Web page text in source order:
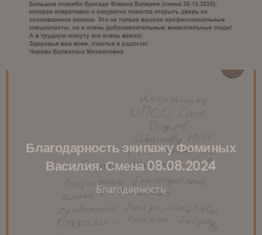
Благодарность экипажу Фоминых
Василия. Смена 08.08.2024
Благодарность